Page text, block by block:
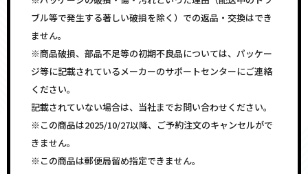
ブル等で発生する著しい破損を除く）での返品・交換はでき
ません。
※商品破損、部品不足等の初期不良品については、パッケー
ジ等に記載されているメーカーのサポートセンターにご連絡
ください。
記載されていない場合は、当社までお問い合わせください。
※この商品は2025/10/27以降、ご予約注文のキャンセルがで
きません。
※この商品は郵便局留め指定できません。